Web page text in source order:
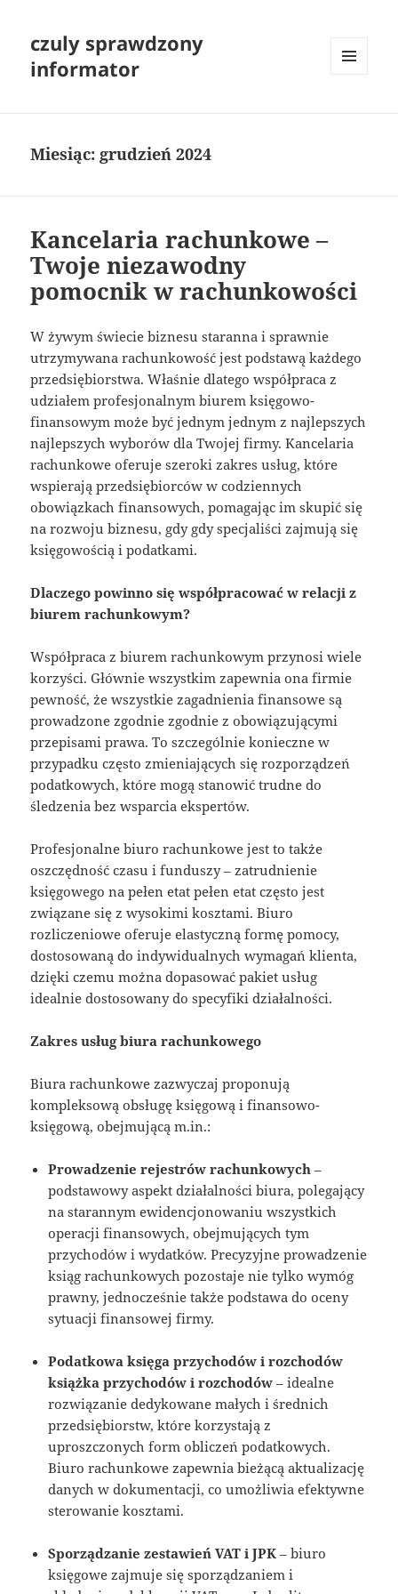
czuly sprawdzony
informator
Miesiąc: grudzień 2024
Kancelaria rachunkowe –
Twoje niezawodny
pomocnik w rachunkowości
W żywym świecie biznesu staranna i sprawnie
utrzymywana rachunkowość jest podstawą każdego
przedsiębiorstwa. Właśnie dlatego współpraca z
udziałem profesjonalnym biurem księgowo-
finansowym może być jednym jednym z najlepszych
najlepszych wyborów dla Twojej firmy. Kancelaria
rachunkowe oferuje szeroki zakres usług, które
wspierają przedsiębiorców w codziennych
obowiązkach finansowych, pomagając im skupić się
na rozwoju biznesu, gdy gdy specjaliści zajmują się
księgowością i podatkami.
Dlaczego powinno się współpracować w relacji z
biurem rachunkowym?
Współpraca z biurem rachunkowym przynosi wiele
korzyści. Głównie wszystkim zapewnia ona firmie
pewność, że wszystkie zagadnienia finansowe są
prowadzone zgodnie zgodnie z obowiązującymi
przepisami prawa. To szczególnie konieczne w
przypadku często zmieniających się rozporządzeń
podatkowych, które mogą stanowić trudne do
śledzenia bez wsparcia ekspertów.
Profesjonalne biuro rachunkowe jest to także
oszczędność czasu i funduszy – zatrudnienie
księgowego na pełen etat pełen etat często jest
związane się z wysokimi kosztami. Biuro
rozliczeniowe oferuje elastyczną formę pomocy,
dostosowaną do indywidualnych wymagań klienta,
dzięki czemu można dopasować pakiet usług
idealnie dostosowany do specyfiki działalności.
Zakres usług biura rachunkowego
Biura rachunkowe zazwyczaj proponują
kompleksową obsługę księgową i finansowo-
księgową, obejmującą m.in.:
Prowadzenie rejestrów rachunkowych –
podstawowy aspekt działalności biura, polegający
na starannym ewidencjonowaniu wszystkich
operacji finansowych, obejmujących tym
przychodów i wydatków. Precyzyjne prowadzenie
ksiąg rachunkowych pozostaje nie tylko wymóg
prawny, jednocześnie także podstawa do oceny
sytuacji finansowej firmy.
Podatkowa księga przychodów i rozchodów
książka przychodów i rozchodów – idealne
rozwiązanie dedykowane małych i średnich
przedsiębiorstw, które korzystają z
uproszczonych form obliczeń podatkowych.
Biuro rachunkowe zapewnia bieżącą aktualizację
danych w dokumentacji, co umożliwia efektywne
sterowanie kosztami.
Sporządzanie zestawień VAT i JPK – biuro
księgowe zajmuje się sporządzaniem i